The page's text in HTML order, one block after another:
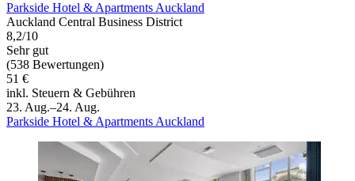
Parkside Hotel & Apartments Auckland
Auckland Central Business District
8,2/10
Sehr gut
(538 Bewertungen)
51 €
inkl. Steuern & Gebühren
23. Aug.–24. Aug.
Parkside Hotel & Apartments Auckland